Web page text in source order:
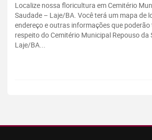
Localize nossa floricultura em Cemitério
Saudade – Laje/BA. Você terá um mapa de
endereço e outras informações que poderão
respeito do Cemitério Municipal Repouso da
Laje/BA...